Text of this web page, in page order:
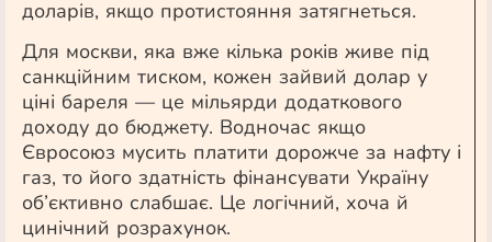
доларів, якщо протистояння затягнеться.
Для москви, яка вже кілька років живе під
санкційним тиском, кожен зайвий долар у
ціні бареля — це мільярди додаткового
доходу до бюджету. Водночас якщо
Євросоюз мусить платити дорожче за нафту і
газ, то його здатність фінансувати Україну
об’єктивно слабшає. Це логічний, хоча й
цинічний розрахунок.